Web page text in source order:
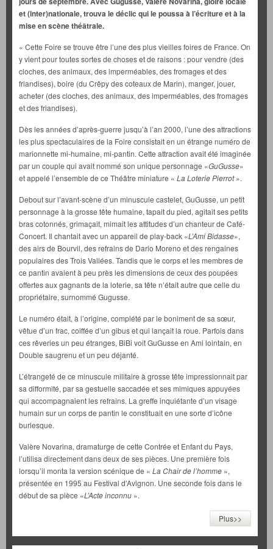
et (inter)nationale, trouva le déclic qui le poussa à l’écriture et à la
mise en scène théâtrale.
« Cette Foire se trouve être l’une des plus vieilles foires de France. On
y vient pour toutes sortes de choses et de raisons : pour vendre (des
cloches, des animaux, des imperméables, des fromages et des
friandises), boire (du Crêpy des coteaux de Marin), manger, jouer,
acheter (des cloches, des animaux, des imperméables, des fromages
et des friandises).
Dès les années d’après-guerre jusqu’à l’an 2000, l’une des attractions
les plus spectaculaires de la Foire consistait en un étrange numéro de
marionnette mi-humaine, mi-pantin. Cette attraction avait été imaginée
par un couple qui avait nommé son unique personnage «GuGusse»
et appelé l’ensemble de ce Théâtre miniature « La Loterie Pierrot».
Debout sur l’avant-scène d’un minuscule castelet, GuGusse, un petit
personnage à la grosse tête humaine, tapait du pied, agitait ses petits
bras cotonnés, grimaçait, mimait les attitudes d’un chanteur de Café-
Concert. Il chantait avec un appareil de play-back «L’Ami Bidasse»,
des airs de Bourvil, des refrains de Dario Moreno et des rengaines
populaires des Trois Vallées. Tandis que le corps et les membres de
ce pantin avaient à peu près les dimensions de ceux des poupées
offertes aux gagnants de la loterie, sa tête n’était autre que celle du
propriétaire, surnommé Gugusse.
Le numéro était, à l’origine, complété par le boniment de sa sœur,
vêtue d’un frac, coiffée d’un gibus et qui lançait la roue. Parfois dans
ces rêveries un peu étranges, BiBi voit GuGusse en Ami lointain, en
Double saugrenu et un peu déjanté.
L’étrangeté de ce minuscule militaire à grosse tête impressionnait par
sa difformité, par sa gestuelle saccadée et ses mimiques appuyées
qui accompagnaient les refrains. La greffe inquiétante d’un visage
humain sur un corps de pantin le constituait en une sorte d’icône
burlesque.
Valère Novarina, dramaturge de cette Contrée et Enfant du Pays,
l’utilisa directement dans deux de ses pièces. Une première fois
lorsqu’il monta la version scénique de « La Chair de l’homme »,
présentée en 1995 au Festival d’Avignon. Une seconde fois dans le
début de sa pièce «L’Acte inconnu ».
Plus>>